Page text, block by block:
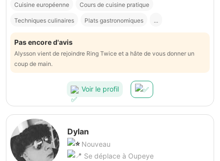
Cuisine européenne Cours de cuisine pratique
Techniques culinaires Plats gastronomiques ...
Pas encore d'avis
Alysson vient de rejoindre Ring Twice et a hâte de vous donner un
coup de main.
Voir le profil
Dylan
Nouveau
Se déplace à Oupeye